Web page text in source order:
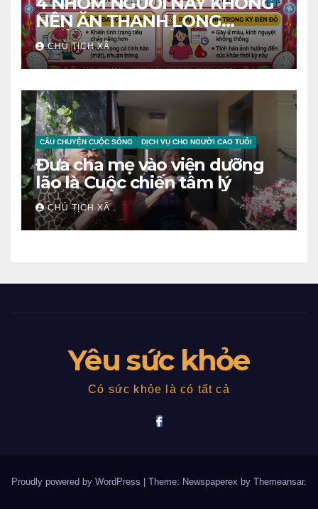
NÊN ĂN THANH LONG
TRÁNH RƯỚC BỆNH VÀO
NGƯỜI
CHỦ TỊCH XÃ
CÂU CHUYỆN CUỘC SỐNG DỊCH VỤ CHO NGƯỜI CAO TUỔI
Đưa cha mẹ vào viện dưỡng
lão là Cuộc chiến tâm lý
CHỦ TỊCH XÃ
Yêu sức khỏe
Có sức khỏe là có tất cả
Proudly powered by WordPress Theme: Newspaperex by Themeansar.